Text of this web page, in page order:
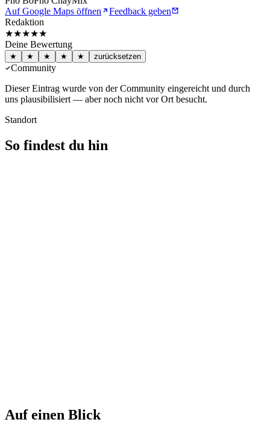
Auf Google Maps öffnen
Feedback geben
Redaktion
★★★★★
Deine Bewertung
★ ★ ★ ★ ★ zurücksetzen
Community
Dieser Eintrag wurde von der Community eingereicht und durch
uns plausibilisiert — aber noch nicht vor Ort besucht.
Standort
So findest du hin
Auf einen Blick